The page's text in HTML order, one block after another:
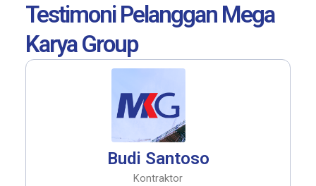
Testimoni Pelanggan Mega
Karya Group
Budi Santoso
Kontraktor